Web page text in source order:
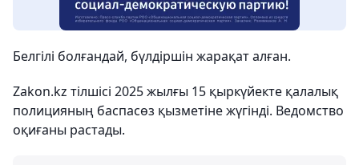
Белгілі болғандай, бүлдіршін жарақат алған.
Zakon.kz тілшісі 2025 жылғы 15 қыркүйекте қалалық
полицияның баспасөз қызметіне жүгінді. Ведомство
оқиғаны растады.